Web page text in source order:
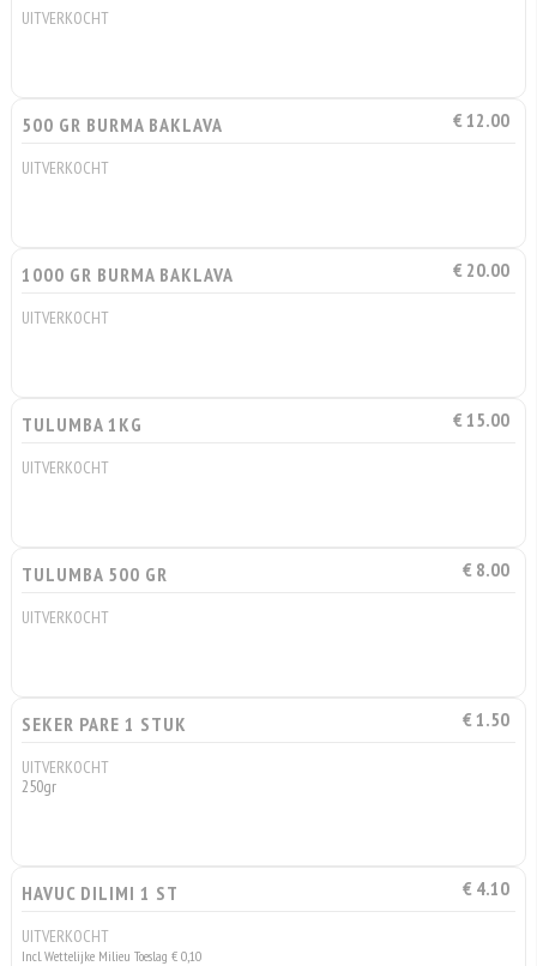
UITVERKOCHT
500 GR BURMA BAKLAVA € 12.00
UITVERKOCHT
1000 GR BURMA BAKLAVA € 20.00
UITVERKOCHT
TULUMBA 1KG € 15.00
UITVERKOCHT
TULUMBA 500 GR € 8.00
UITVERKOCHT
SEKER PARE 1 STUK € 1.50
UITVERKOCHT
250gr
HAVUC DILIMI 1 ST € 4.10
UITVERKOCHT
Incl. Wettelijke Milieu Toeslag € 0,10